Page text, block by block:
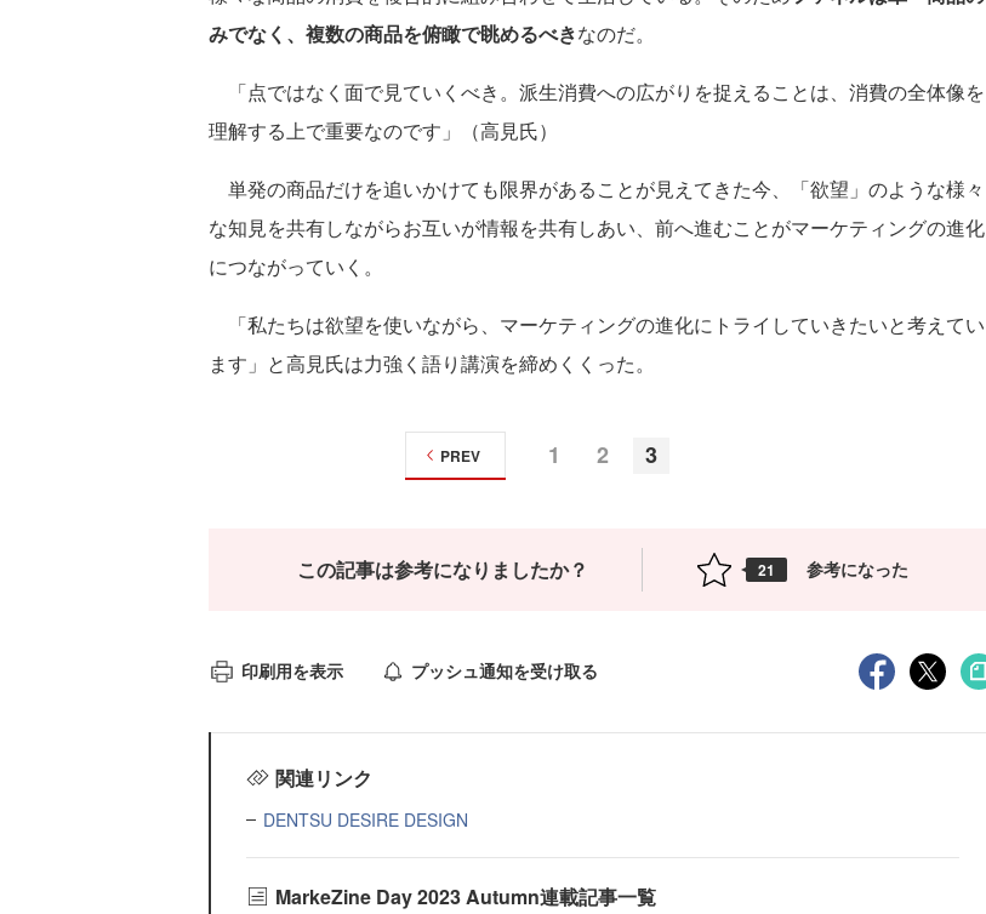
みでなく、複数の商品を俯瞰で眺めるべきなのだ。
「点ではなく面で見ていくべき。派生消費への広がりを捉えることは、消費の全体像を
理解する上で重要なのです」（高見氏）
単発の商品だけを追いかけても限界があることが見えてきた今、「欲望」のような様々
な知見を共有しながらお互いが情報を共有しあい、前へ進むことがマーケティングの進化
につながっていく。
「私たちは欲望を使いながら、マーケティングの進化にトライしていきたいと考えてい
ます」と高見氏は力強く語り講演を締めくくった。
1 2 3
PREV
この記事は参考になりましたか？ 21 参考になった
印刷用を表示 プッシュ通知を受け取る
関連リンク
DENTSU DESIRE DESIGN
MarkeZine Day 2023 Autumn連載記事一覧